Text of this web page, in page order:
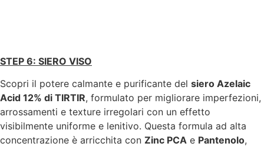
STEP 6: SIERO VISO
Scopri il potere calmante e purificante del siero Azelaic
Acid 12% di TIRTIR, formulato per migliorare imperfezioni,
arrossamenti e texture irregolari con un effetto
visibilmente uniforme e lenitivo. Questa formula ad alta
concentrazione è arricchita con Zinc PCA e Pantenolo,